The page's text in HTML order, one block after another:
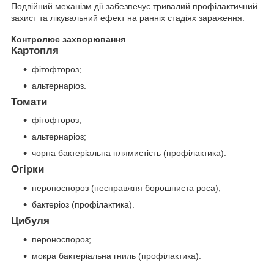
Подвійний механізм дії забезпечує тривалий профілактичний
захист та лікувальний ефект на ранніх стадіях зараження.
Контролює захворювання
Картопля
фітофтороз;
альтернаріоз.
Томати
фітофтороз;
альтернаріоз;
чорна бактеріальна плямистість (профілактика).
Огірки
пероноспороз (несправжня борошниста роса);
бактеріоз (профілактика).
Цибуля
пероноспороз;
мокра бактеріальна гниль (профілактика).